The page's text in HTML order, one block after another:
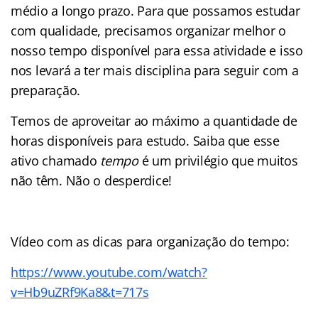
médio a longo prazo. Para que possamos estudar
com qualidade, precisamos organizar melhor o
nosso tempo disponível para essa atividade e isso
nos levará a ter mais disciplina para seguir com a
preparação.
Temos de aproveitar ao máximo a quantidade de
horas disponíveis para estudo. Saiba que esse
ativo chamado tempoé um privilégio que muitos
não têm. Não o desperdice!
Vídeo com as dicas para organização do tempo:
https://www.youtube.com/watch?
v=Hb9uZRf9Ka8&t=717s